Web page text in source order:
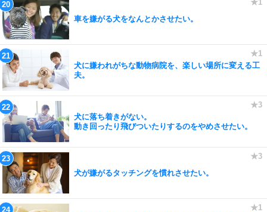
車を嫌がる犬をなんとかさせたい。
犬に嫌われがちな動物病院を、楽しい場所に変える工
夫。
犬に落ち着きがない。
動き回ったり飛びついたりするのをやめさせたい。
犬が嫌がるタッチングを慣れさせたい。